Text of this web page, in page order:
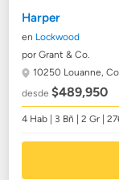
Harper
en Lockwood
por Grant & Co.
10250 Louanne,
desde$489,950
4 Hab | 3 Bñ | 2 Gr |